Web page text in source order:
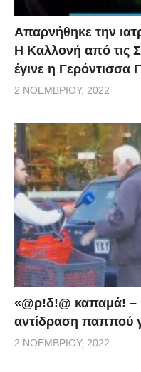
Απαρνήθηκε την
Η Καλλονή από τις
έγινε η
2 ΝΟΕΜΒΡΊΟΥ, 2022
«@ρ!δ!@ καπαμά! –
αντίδραση παππού
2 ΝΟΕΜΒΡΊΟΥ, 2022